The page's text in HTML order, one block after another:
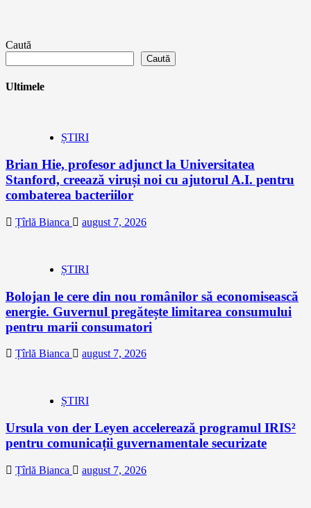
Caută
Caută
Ultimele
ȘTIRI
Brian Hie, profesor adjunct la Universitatea
Stanford, creează viruși noi cu ajutorul A.I. pentru
combaterea bacteriilor
Țîrlă Bianca august 7, 2026
ȘTIRI
Bolojan le cere din nou românilor să economisească
energie. Guvernul pregătește limitarea consumului
pentru marii consumatori
Țîrlă Bianca august 7, 2026
ȘTIRI
Ursula von der Leyen accelerează programul IRIS²
pentru comunicații guvernamentale securizate
Țîrlă Bianca august 7, 2026